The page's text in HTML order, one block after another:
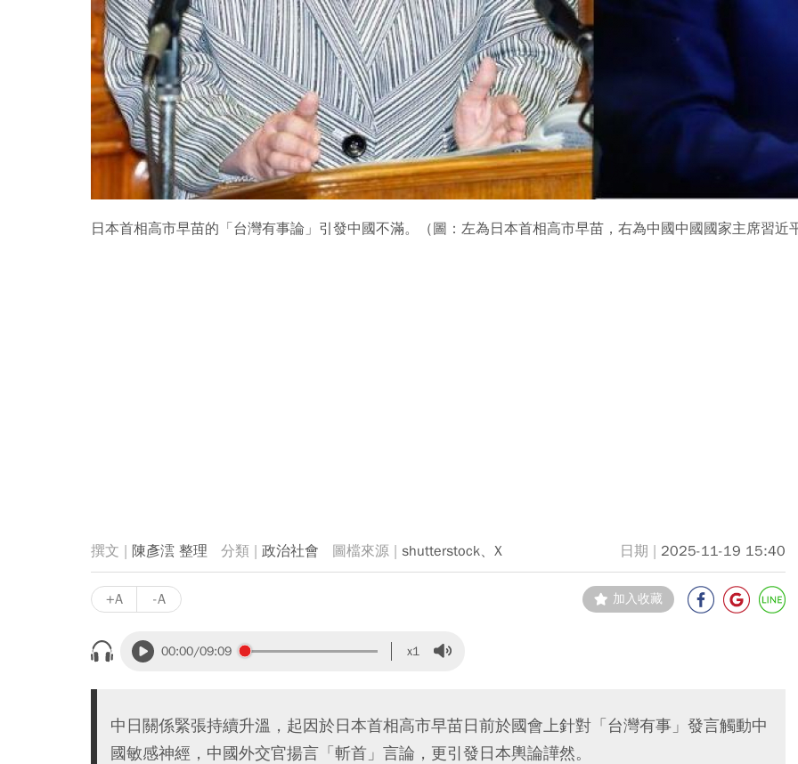
日本首相高市早苗的「台灣有事論」引發中國不滿。（圖：左為日本首相高市早苗，右為中國中國國家主席習近
陳彥澐 整理 政治社會 shutterstock、X 2025-11-19 15:40
+A -A 加入收藏
00:00/09:09 x1
中日關係緊張持續升溫，起因於日本首相高市早苗日前於國會上針對「台灣有事」發言觸動中
國敏感神經，中國外交官揚言「斬首」言論，更引發日本輿論譁然。